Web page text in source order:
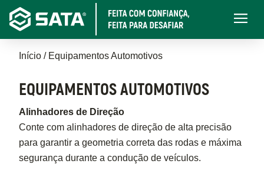
Pular
para
o
conteúdo
Main
Trilha
de
navegação
Início Equipamentos Automotivos
EQUIPAMENTOS AUTOMOTIVOS
Alinhadores de Direção
Conte com alinhadores de direção de alta precisão
para garantir a geometria correta das rodas e máxima
segurança durante a condução de veículos.